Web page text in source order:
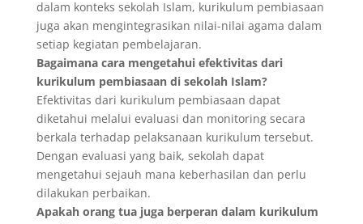
dalam konteks sekolah Islam, kurikulum pembiasaan
juga akan mengintegrasikan nilai-nilai agama dalam
setiap kegiatan pembelajaran.
Bagaimana cara mengetahui efektivitas dari
kurikulum pembiasaan di sekolah Islam?
Efektivitas dari kurikulum pembiasaan dapat
diketahui melalui evaluasi dan monitoring secara
berkala terhadap pelaksanaan kurikulum tersebut.
Dengan evaluasi yang baik, sekolah dapat
mengetahui sejauh mana keberhasilan dan perlu
dilakukan perbaikan.
Apakah orang tua juga berperan dalam kurikulum